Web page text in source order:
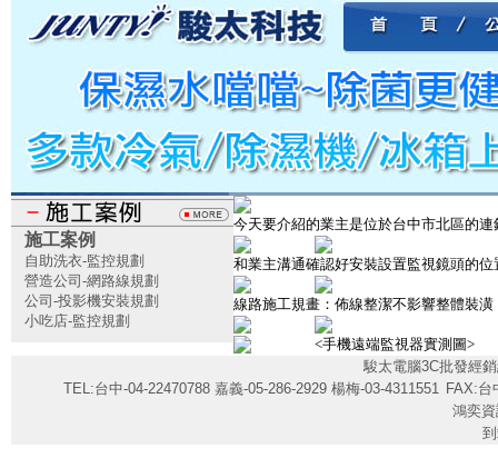
施工案例
自助洗衣-監控規劃
營造公司-網路線規劃
公司-投影機安裝規劃
小吃店-監控規劃
今天要介紹的業主是位於台中市北區的
和業主溝通確認好安裝設置監視鏡頭的位
線路施工規畫：佈線整潔不影響整體裝潢
<手機遠端監視器實測圖>
駿太電腦3C批發經
TEL:台中-04-22470788 嘉義-05-286-2929 楊梅-03-4311551 FAX:台
鴻奕